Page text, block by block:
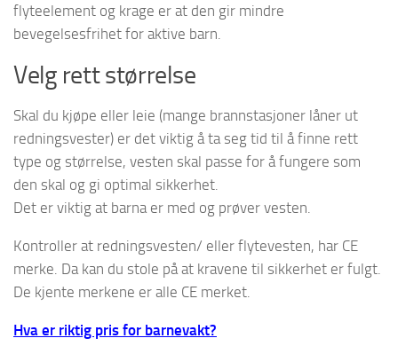
flyteelement og krage er at den gir mindre
bevegelsesfrihet for aktive barn.
Velg rett størrelse
Skal du kjøpe eller leie (mange brannstasjoner låner ut
redningsvester) er det viktig å ta seg tid til å finne rett
type og størrelse, vesten skal passe for å fungere som
den skal og gi optimal sikkerhet.
Det er viktig at barna er med og prøver vesten.
Kontroller at redningsvesten/ eller flytevesten, har CE
merke. Da kan du stole på at kravene til sikkerhet er fulgt.
De kjente merkene er alle CE merket.
Hva er riktig pris for barnevakt?